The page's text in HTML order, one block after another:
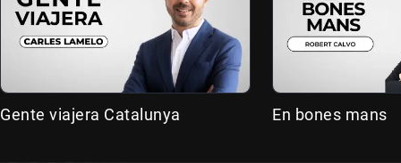
Gente viajera Catalunya En bones mans